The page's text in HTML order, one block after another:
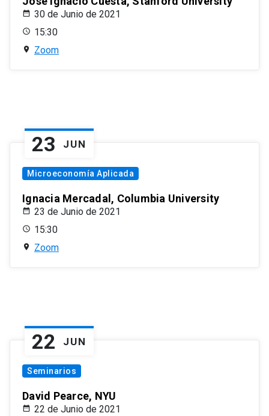
30 de Junio de 2021
15:30
Zoom
23 JUN
Microeconomía Aplicada
Ignacia Mercadal, Columbia University
23 de Junio de 2021
15:30
Zoom
22 JUN
Seminarios
David Pearce, NYU
22 de Junio de 2021